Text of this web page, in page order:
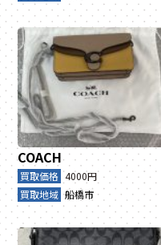
COACH
買取価格 4000円
買取地域 船橋市